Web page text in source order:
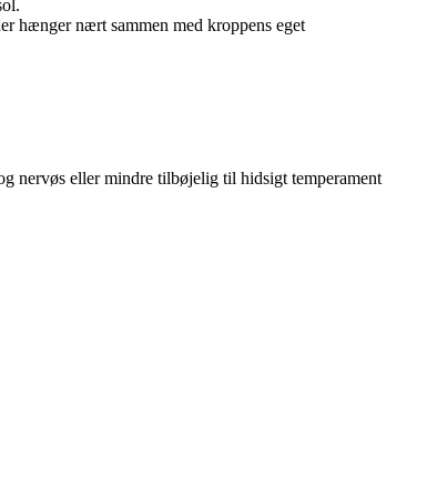
hænger nært sammen med kroppens eget
nervøs eller mindre tilbøjelig til hidsigt temperament